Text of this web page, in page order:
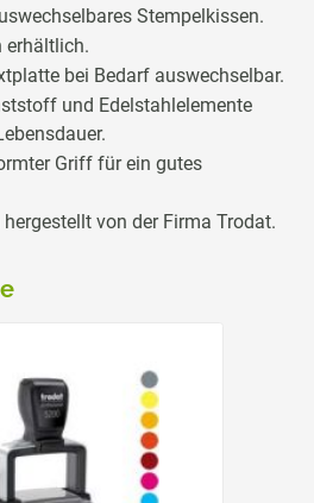
Stempelkissen.
erhältlich.
bei Bedarf auswechselbar.
und Edelstahlelemente
Griff für ein gutes
von der Firma Trodat.